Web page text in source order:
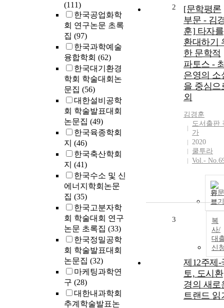
(111)
한국공업화학
회 연구논문 초록
집 (97)
한국과학예술
융합학회 (62)
한국대기환경
학회 학술대회논
문집 (56)
대한설비공학
회 학술발표대회
논문집 (49)
한국육종학회
지 (46)
한국축산학회
지 (41)
한국수소 및 신
에너지학회논문
집 (35)
한국고분자학
회 학술대회 연구
논문 초록집 (33)
한국정밀공학
회 학술발표대회
논문집 (32)
마케팅과학연
구 (28)
대한내과학회
추계학술발표논
2
[문학평론
부문 - 김
훈] 타자를
환대하기
한 문학적
파토스 -
은영의 소
을 중심으
외
김경훈
도서출판
가
2020
쿨투라
Vol.-
원문
보기
복
사/
대
신
3
제12주제-
토, 도시환
경의 새로
트랜드 읽